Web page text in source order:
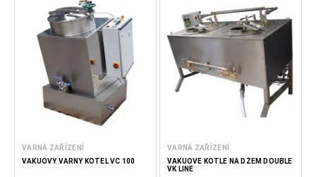
VARNÁ ZAŘÍZENÍ
VAKUOVÝ VARNÝ KOTEL VC 100
VARNÁ ZAŘÍZENÍ
VAKUOVÉ KOTLE NA DŽEM DOUBLE
VK LINE